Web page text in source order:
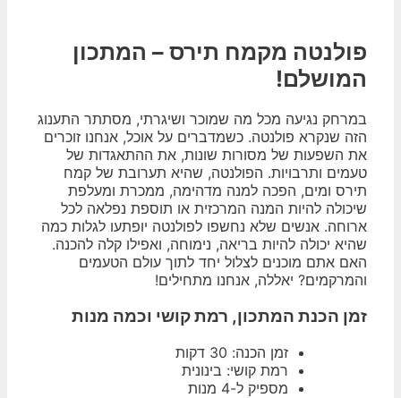
פולנטה מקמח תירס – המתכון
המושלם!
במרחק נגיעה מכל מה שמוכר ושיגרתי, מסתתר התענוג
הזה שנקרא פולנטה. כשמדברים על אוכל, אנחנו זוכרים
את השפעות של מסורות שונות, את ההתאגדות של
טעמים ותרבויות. הפולנטה, שהיא תערובת של קמח
תירס ומים, הפכה למנה מדהימה, ממכרת ומעלפת
שיכולה להיות המנה המרכזית או תוספת נפלאה לכל
ארוחה. אנשים שלא נחשפו לפולנטה יופתעו לגלות כמה
שהיא יכולה להיות בריאה, נימוחה, ואפילו קלה להכנה.
האם אתם מוכנים לצלול יחד לתוך עולם הטעמים
והמרקמים? יאללה, אנחנו מתחילים!
זמן הכנת המתכון, רמת קושי וכמה מנות
זמן הכנה: 30 דקות
רמת קושי: בינונית
מספיק ל-4 מנות